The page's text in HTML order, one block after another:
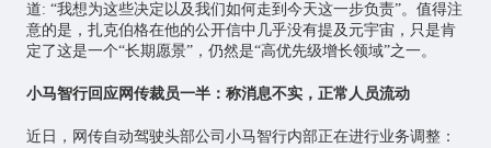
道: “我想为这些决定以及我们如何走到今天这一步负责”。值得注
意的是，扎克伯格在他的公开信中几乎没有提及 元宇宙，只是肯
定了这是一个“长期愿景”，仍然是“高优先级增长领域”之一。
小马智行回应网传裁员一半：称消息不实，正常人员流动
近日，网传自动驾驶头部公司小马智行内部正在进行业务调整：